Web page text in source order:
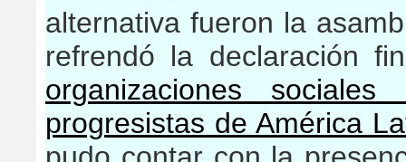
alternativa fueron la
refrendó la declaración
organizaciones
progresistas de América